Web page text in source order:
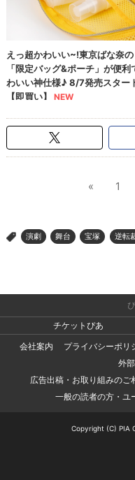
« 1
> 演劇 舞台 宝塚 逆転
チケットぴあ
会社案内
プライバシーポリ
外
広告出稿・お取り組みのご
一般の読者の方・ユ
Copyright (C) PIA